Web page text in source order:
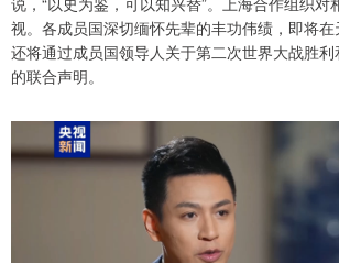
视。各成员国深切缅怀先辈的丰功伟绩，即将
还将通过成员国领导人关于第二次世界大战胜
的联合声明。